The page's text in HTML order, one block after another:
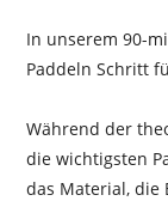
In unserem 90-
Paddeln Schritt
Während der
die wichtigsten
das Material, die